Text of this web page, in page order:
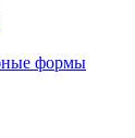
формы